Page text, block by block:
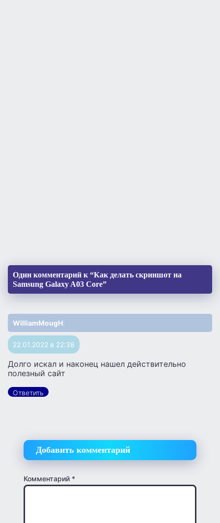
Один комментарий к “Как делать скриншот на
Samsung Galaxy A03 Core”
WilliamMougH:
22.01.2022 в 22:38
Долго искал и наконец нашел действительно
полезный сайт
Ответить
Добавить комментарий
Комментарий *